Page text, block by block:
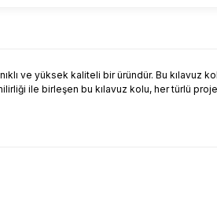
ve yüksek kaliteli bir üründür. Bu kılavuz
ile birleşen bu kılavuz kolu, her türlü